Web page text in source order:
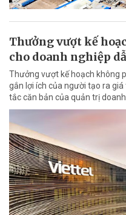
Thưởng vượt kế
cho doanh nghiệp
Thưởng vượt kế hoạch không
gắn lợi ích của người tạo ra
tắc căn bản của quản trị